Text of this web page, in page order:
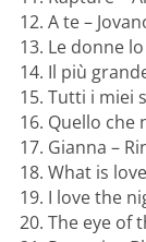
A te –
Le donne
Il più
Tutti i miei
Quello che
Gianna –
What is
I love the
The eye of